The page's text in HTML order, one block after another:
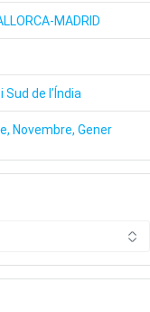
MADRID
de l’Índia
Novembre, Gener